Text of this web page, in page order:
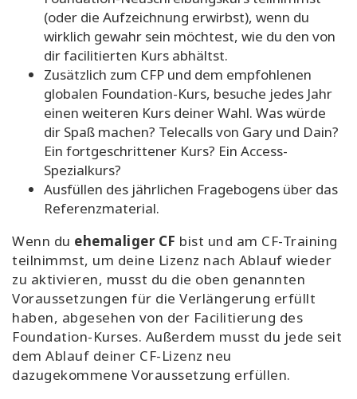
(oder die Aufzeichnung erwirbst), wenn du
wirklich gewahr sein möchtest, wie du den von
dir facilitierten Kurs abhältst.
Zusätzlich zum CFP und dem empfohlenen
globalen Foundation-Kurs, besuche jedes Jahr
einen weiteren Kurs deiner Wahl. Was würde
dir Spaß machen? Telecalls von Gary und Dain?
Ein fortgeschrittener Kurs? Ein Access-
Spezialkurs?
Ausfüllen des jährlichen Fragebogens über das
Referenzmaterial.
Wenn du ehemaliger CF bist und am CF-Training
teilnimmst, um deine Lizenz nach Ablauf wieder
zu aktivieren, musst du die oben genannten
Voraussetzungen für die Verlängerung erfüllt
haben, abgesehen von der Facilitierung des
Foundation-Kurses. Außerdem musst du jede seit
dem Ablauf deiner CF-Lizenz neu
dazugekommene Voraussetzung erfüllen.